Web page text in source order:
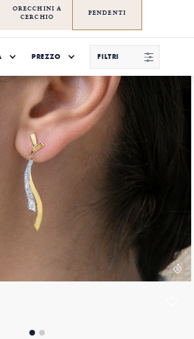
ORECCHINI A
CERCHIO
PENDENTI
PREZZO FILTRI